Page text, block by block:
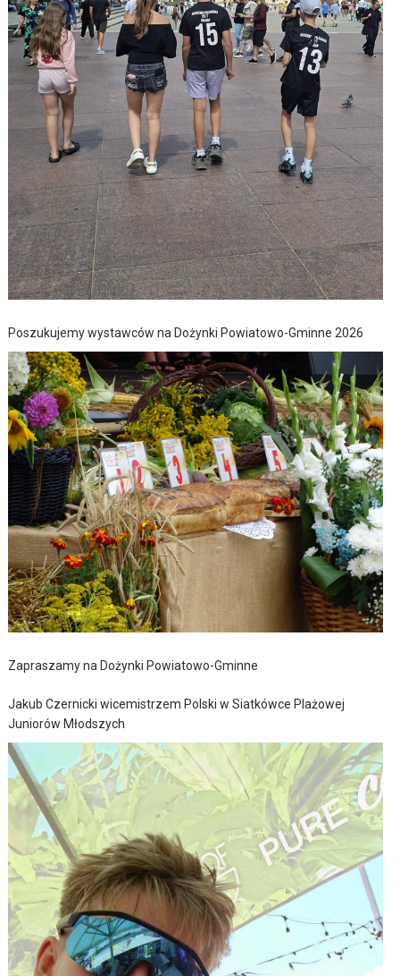
Poszukujemy wystawców na Dożynki Powiatowo-Gminne 2026
Zapraszamy na Dożynki Powiatowo-Gminne
Jakub Czernicki wicemistrzem Polski w Siatkówce Plażowej
Juniorów Młodszych